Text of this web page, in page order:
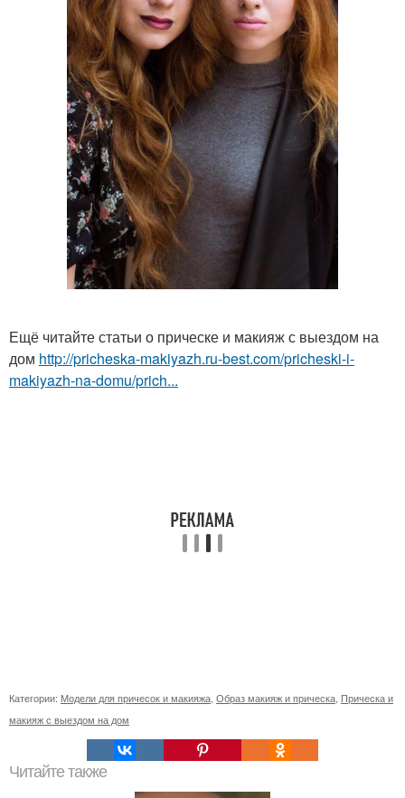
Ещё читайте статьи о прическе и макияж с выездом на
дом http://pricheska-makiyazh.ru-best.com/pricheski-i-
makiyazh-na-domu/prich...
Категории: Модели для причесок и макияжа Образ макияж и прическа Прическа и
макияж с выездом на дом
Читайте также